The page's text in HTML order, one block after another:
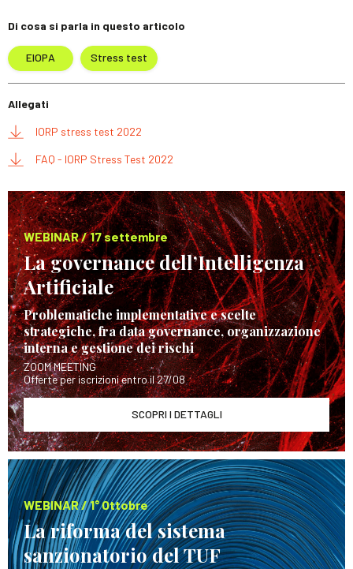
Di cosa si parla in questo articolo
EIOPA Stress test
Allegati
IORP stress test 2022
FAQ - IORP Stress Test 2022
WEBINAR / 17 settembre
La governance dell’Intelligenza
Artificiale
Problematiche implementative e scelte
strategiche, fra data governance, organizzazione
interna e gestione dei rischi
ZOOM MEETING
Offerte per iscrizioni entro il 27/08
SCOPRI I DETTAGLI
WEBINAR / 1° Ottobre
La riforma del sistema
sanzionatorio del TUF